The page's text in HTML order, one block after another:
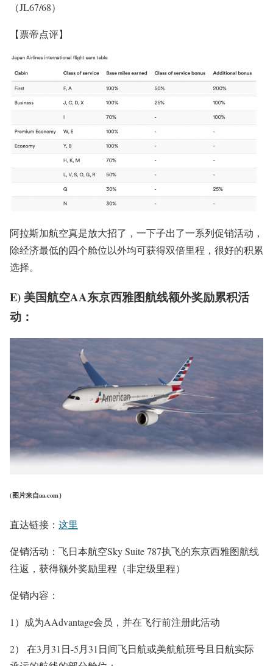
（JL67/68）
【票帝点评】
阿拉斯加航空真是放大招了，一下子出了一系列促销活动，
除经济最低的四个舱位以外均可获得双倍里程，很好的积累
选择。
E) 美国航空AA东京西雅图航线额外奖励累积活
动：
(图片来自aa.com）
直达链接： 这里
促销活动：飞日本航空Sky Suite 787执飞的东京西雅图航线
往返，获得额外奖励里程（非定级里程）
促销内容：
1）成为AAdvantage会员，并在飞行前注册此活动
2） 在3月31日-5月31日间飞日航或美航航班号且日航实际